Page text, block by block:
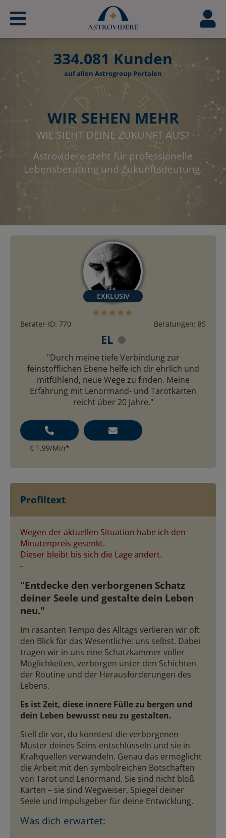
334.081 Kunden
auf allen Astrogroup Portalen
WIR SEHEN MEHR
WIE SIEHT DEINE ZUKUNFT AUS?
Astrovidere steht für professionelle
Lebensberatung und Zukunftsdeutung.
EL
Berater-ID: 770 Beratungen: 85
"Durch meine tiefe Verbindung zur
feinstofflichen Ebene helfe ich dir ehrlich und
mitfühlend, neue Wege zu finden. Meine
Erfahrung mit Lenormand- und Tarotkarten
reicht über 20 Jahre."
€ 1,99/Min*
Profiltext
Wegen der aktuellen Situation habe ich den
Minutenpreis gesenkt.
Dieser bleibt bis sich die Lage ändert.
-
"Entdecke den verborgenen Schatz
deiner Seele und gestalte dein Leben
neu."
Im rasanten Tempo des Alltags verlieren wir oft
den Blick für das Wesentliche: uns selbst. Dabei
tragen wir in uns eine Schatzkammer voller
Möglichkeiten, verborgen unter den Schichten
der Routine und der Herausforderungen des
Lebens.
Es ist Zeit, diese innere Fülle zu bergen und
dein Leben bewusst neu zu gestalten.
Stell dir vor, du könntest die verborgenen
Muster deines Seins entschlüsseln und sie in
Kraftquellen verwandeln. Genau das ermöglicht
die Arbeit mit den symbolreichen Botschaften
von Tarot und Lenormand. Sie sind nicht bloß
Karten – sie sind Wegweiser, Spiegel deiner
Seele und Impulsgeber für deine Entwicklung.
Was dich erwartet: